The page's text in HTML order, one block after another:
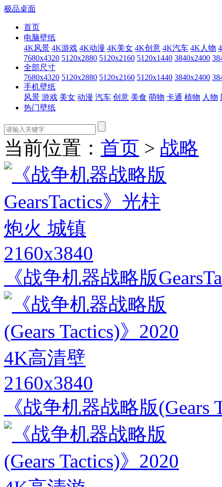
极品桌面
首页
电脑壁纸
4K风景 4K游戏 4K动漫 4K美女 4K创意 4K汽车 4K人物
7680x4320 5120x2880 5120x2160 5120x1440 3840x2400
全部尺寸
7680x4320 5120x2880 5120x2160 5120x1440 3840x2400
手机壁纸
风景 游戏 美女 动漫 汽车 创意 美食 萌物 卡通 植物 人物
热门壁纸
当前位置： 首页 > 战略
2160x3840
《战争机器战略版
2160x3840
《战争机器战略版